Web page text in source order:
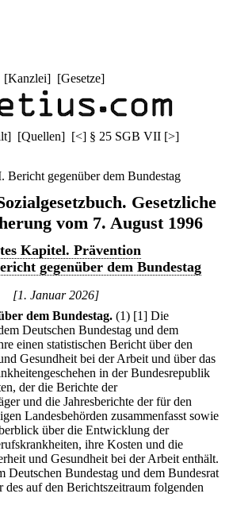
[Kanzlei] [Gesetze]
] [Quellen] [<] § 25 SGB VII [>]
Bericht gegenüber dem Bundestag
Gesetzliche
vom 7. August 1996
Kapitel. Prävention
gegenüber dem Bundestag
[1. Januar 2026]
dem Bundestag. (1) [1] Die
Deutschen Bundestag und dem
einen statistischen Bericht über den
Gesundheit bei der Arbeit und über das
in der Bundesrepublik
der die Berichte der
und die Jahresberichte der für den
Landesbehörden zusammenfasst sowie
über die Entwicklung der
ihre Kosten und die
und Gesundheit bei der Arbeit enthält.
Deutschen Bundestag und dem Bundesrat
des auf den Berichtszeitraum folgenden